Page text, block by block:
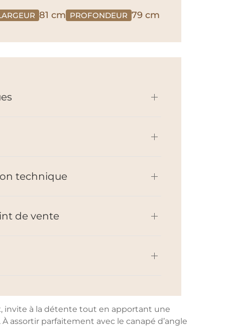
81 cm PROFONDEUR 79 cm
technique
de vente
invite à la détente tout en apportant une
assortir parfaitement avec le canapé d’angle